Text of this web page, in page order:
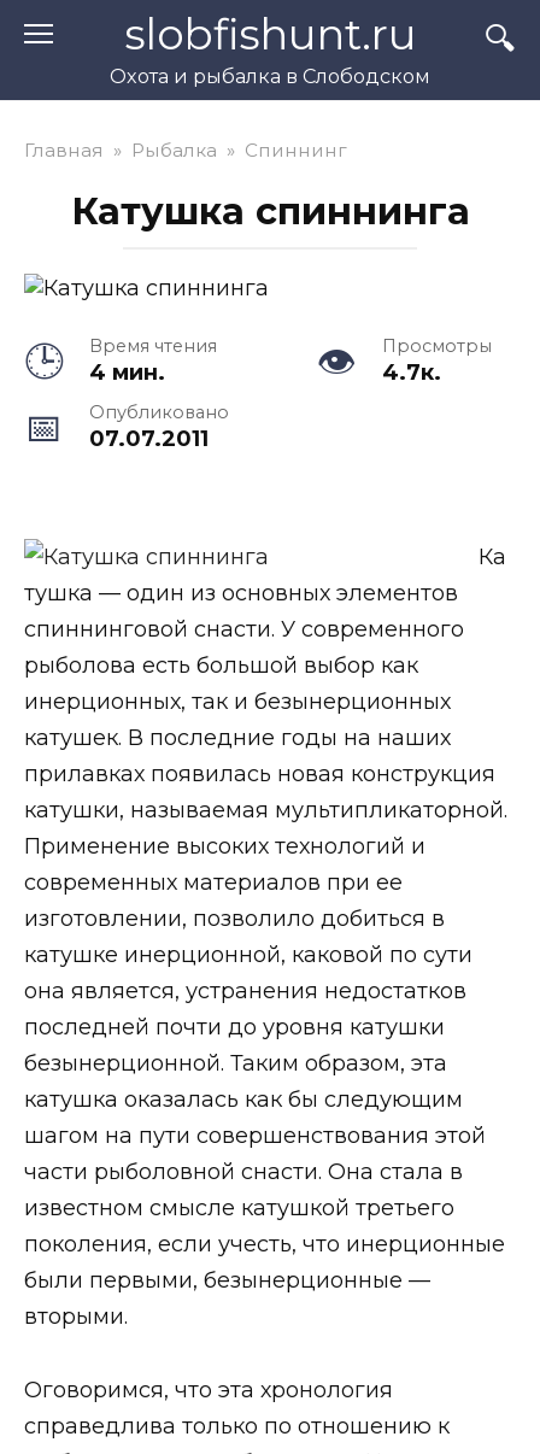
slobfishunt.ru
Охота и рыбалка в Слободском
Главная » Рыбалка » Спиннинг
Катушка спиннинга
Время чтения
4 мин.
Просмотры
4.7к.
Опубликовано
07.07.2011
Ка
тушка — один из основных элементов
спиннинговой снасти. У современного
рыболова есть большой выбор как
инерционных, так и безынерционных
катушек. В последние годы на наших
прилавках появилась новая конструкция
катушки, называемая мультипликаторной.
Применение высоких технологий и
современных материалов при ее
изготовлении, позволило добиться в
катушке инерционной, каковой по сути
она является, устранения недостатков
последней почти до уровня катушки
безынерционной. Таким образом, эта
катушка оказалась как бы следующим
шагом на пути совершенствования этой
части рыболовной снасти. Она стала в
известном смысле катушкой третьего
поколения, если учесть, что инерционные
были первыми, безынерционные —
вторыми.
Оговоримся, что эта хронология
справедлива только по отношению к